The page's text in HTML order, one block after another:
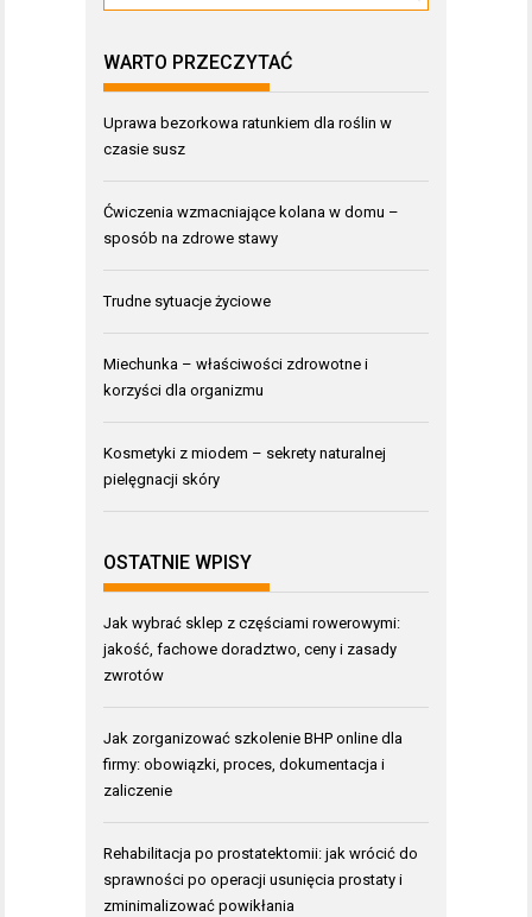
WARTO PRZECZYTAĆ
Uprawa bezorkowa ratunkiem dla roślin w
czasie susz
Ćwiczenia wzmacniające kolana w domu –
sposób na zdrowe stawy
Trudne sytuacje życiowe
Miechunka – właściwości zdrowotne i
korzyści dla organizmu
Kosmetyki z miodem – sekrety naturalnej
pielęgnacji skóry
OSTATNIE WPISY
Jak wybrać sklep z częściami rowerowymi:
jakość, fachowe doradztwo, ceny i zasady
zwrotów
Jak zorganizować szkolenie BHP online dla
firmy: obowiązki, proces, dokumentacja i
zaliczenie
Rehabilitacja po prostatektomii: jak wrócić do
sprawności po operacji usunięcia prostaty i
zminimalizować powikłania